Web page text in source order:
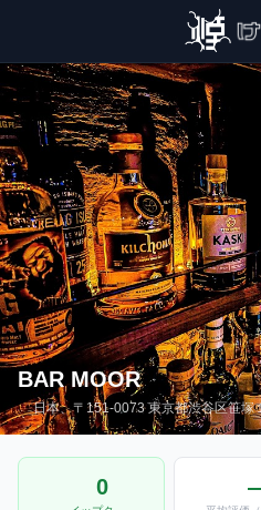
BAR MOOR
日本、〒151-0073 東京都渋谷区笹塚
0